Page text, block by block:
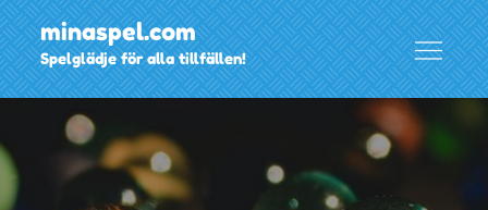
Skip
to
content
minaspel.com
Spelglädje för alla tillfällen!